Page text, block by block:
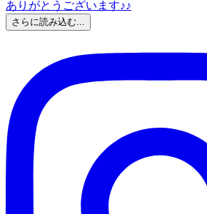
さらに読み込む...